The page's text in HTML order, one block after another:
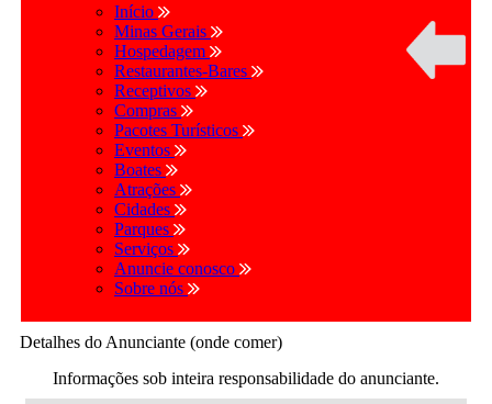
Início
Minas Gerais
Hospedagem
Restaurantes-Bares
Receptivos
Compras
Pacotes Turísticos
Eventos
Boates
Atrações
Cidades
Parques
Serviços
Anuncie conosco
Sobre nós
Detalhes do Anunciante (onde comer)
Informações sob inteira responsabilidade do anunciante.